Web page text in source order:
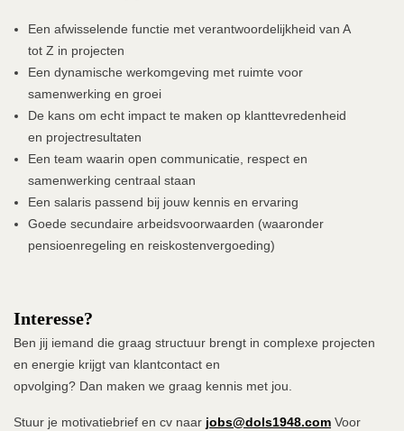
Een afwisselende functie met verantwoordelijkheid van A
tot Z in projecten
Een dynamische werkomgeving met ruimte voor
samenwerking en groei
De kans om echt impact te maken op klanttevredenheid
en projectresultaten
Een team waarin open communicatie, respect en
samenwerking centraal staan
Een salaris passend bij jouw kennis en ervaring
Goede secundaire arbeidsvoorwaarden (waaronder
pensioenregeling en reiskostenvergoeding)
Interesse?
Ben jij iemand die graag structuur brengt in complexe projecten
en energie krijgt van klantcontact en
opvolging? Dan maken we graag kennis met jou.
Stuur je motivatiebrief en cv naar jobs@dols1948.com Voor